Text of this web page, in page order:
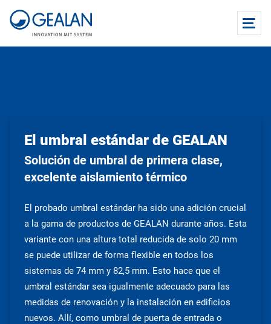
El umbral estándar de GEALAN
Solución de umbral de primera clase,
excelente aislamiento térmico
El probado umbral estándar ha sido una adición crucial
a la gama de productos de GEALAN durante años. Esta
variante con una altura total reducida de solo 20 mm
se puede utilizar de forma flexible en todos los
sistemas de 74 mm y 82,5 mm. Esto hace que el
umbral estándar sea igualmente adecuado para las
medidas de renovación y la instalación en edificios
nuevos. Allí, como umbral de puerta de entrada o